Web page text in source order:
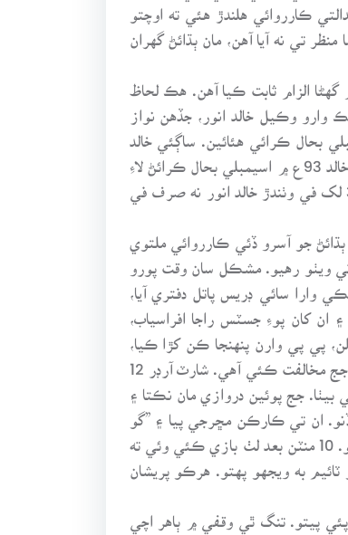
ڪارروائي هلندڙ هئي ته اوچتو
تي نه آيا آهن، مان ٻڌائڻ گهران
الزام ثابت ڪيا آهن. هڪ لحاظ
وڪيل خالد انور، جڏهن نواز
ڪرائي هئائين. ساڳئي خالد
انور هن ڪيس ۾ صدر لغاريءَ جو اسيمبلي ٽوڙڻ وارو حڪم سچو ثابت ڪندي، اسيمبلي ٽوڙڻ وارو فيصلو بحال ڪرايو. يعني خالد 93ع ۾ اسيمبلي بحال ڪرائڻ لاءِ
دليل ڏنا ته اسيمبلي بحال ٿي. 97ع ۾ اسيمبلي خلاف دليل ڏنا ته اسيمبلي بحال نه ٿي. اهو سندس لاءِ وڏو اعزاز آهي. هاڻي 30 لک في وٺندڙ خالد انور نه صرف في
ڪارروائي شروع ڪئي وئي ۽ 2 وڳي تائين دليل مڪمل ٿيڻ بعد 30-3 تي فيصلو ٻڌائڻ جو آسرو ڏئي ڪارروائي ملتوي
ويٺو رهيو. مشڪل سان وقت پورو
کليو ته سفيد طري ٽائيپ پٽڪي وارا سائي ڊريس پاتل دفتري آيا،
کان پوءِ جسٽس راجا افراسياب،
جسٽس مائيڪ آن ڪئي ته وڪيلن، پي پي وارن پنهنجا ڪن کڙا ڪيا،
صحافين قلم ۽ ڪاپيون تيار ڪيون. چيف جسٽس اعلان ڪيو ته 6 ججن اسيمبلي ٽوڙڻ جي فيصلي کي بحال ڪيو آهي ۽ هڪ جج مخالفت ڪئي آهي. شارٽ آرڊر 12
جج پوئين دروازي مان نڪتا ۽
ان تي ڪارڪن مڇرجي پيا ۽ ”گو
لغاري گو“ جا اڀ ڏاريندڙ نعرا هنيائون. ”لغاري هاءِ هاءِ“ جي نعرن بعد ڪارڪن ڪاهي پيا. پوليس وارن دروازي کي تالو هڻي ڇڏيو. 10 منٽن بعد لٺ بازي ڪئي وئي ته
به ويجهو پهتو. هرڪو پريشان
پئي پيتو. تنگ ٿي وقفي ۾ ٻاهر اچي